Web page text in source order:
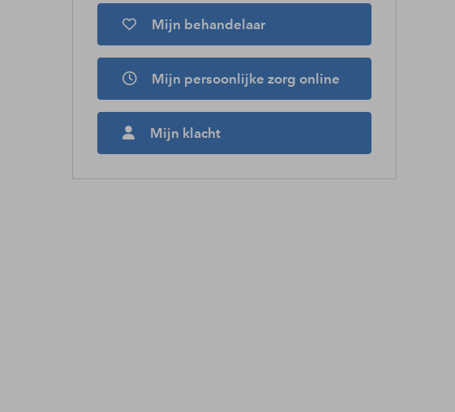
Mijn behandelaar
Mijn persoonlijke zorg online
Mijn klacht